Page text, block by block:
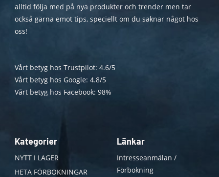
alltid följa med på nya produkter och trender men tar
också gärna emot tips, speciellt om du saknar något hos
oss!
Vårt betyg hos Trustpilot: 4.6/5
Vårt betyg hos Google: 4.8/5
Vårt betyg hos Facebook: 98%
Kategorier
NYTT I LAGER
HETA FÖRBOKNINGAR
Länkar
Intresseanmälan /
Förbokning